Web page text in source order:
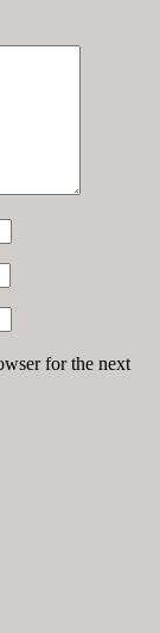
for the next